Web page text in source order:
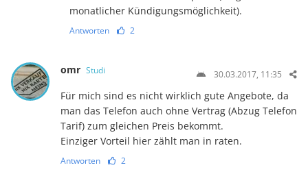
monatlicher Kündigungsmöglichkeit).
Antworten 2
omr Studi 30.03.2017, 11:35
Für mich sind es nicht wirklich gute Angebote, da
man das Telefon auch ohne Vertrag (Abzug Telefon
Tarif) zum gleichen Preis bekommt.
Einziger Vorteil hier zählt man in raten.
Antworten 2